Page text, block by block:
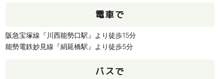
電車で
阪急宝塚線『川西能勢口駅』より徒歩15分
能勢電鉄妙見線『絹延橋駅』より徒歩5分
バスで